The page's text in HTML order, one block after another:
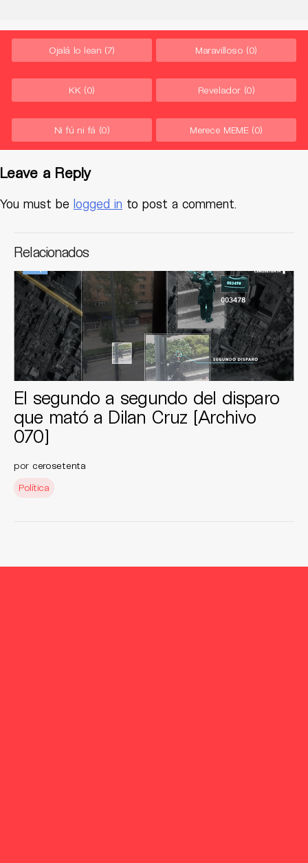
Ojalá lo lean (7) Maravilloso (0)
KK (0) Revelador (0)
Ni fú ni fá (0) Merece MEME (0)
Leave a Reply
You must be logged in to post a comment.
Relacionados
El segundo a segundo del disparo
que mató a Dilan Cruz [Archivo
070]
por cerosetenta
Política